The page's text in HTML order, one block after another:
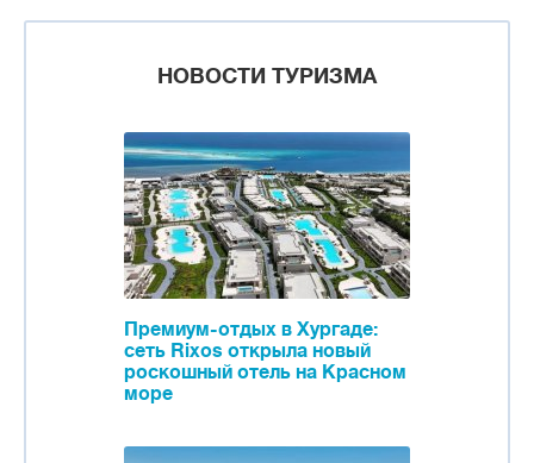
НОВОСТИ ТУРИЗМА
Премиум-отдых в Хургаде:
сеть Rixos открыла новый
роскошный отель на Красном
море